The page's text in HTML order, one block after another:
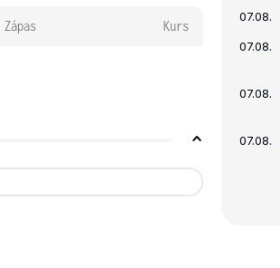
Zápas Kurs
07.08.
07.08.
07.08.
07.08.